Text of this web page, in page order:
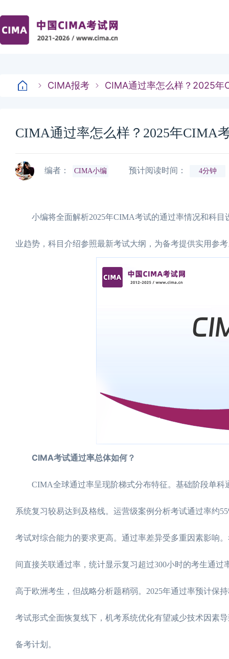
CIMA报考 CIMA通过率怎么样？2025年
CIMA通过率怎么样？2025年CIMA
编者： CIMA小编 预计阅读时间： 4分钟
小编将全面解析2025年CIMA考试的通过率情况和科目
业趋势，科目介绍参照最新考试大纲，为备考提供实用参
CIMA考试通过率总体如何？
CIMA全球通过率呈现阶梯式分布特征。基础阶段单科
系统复习较易达到及格线。运营级案例分析考试通过率约
考试对综合能力的要求更高。通过率差异受多重因素影响
间直接关联通过率，统计显示复习超过300小时的考生通
高于欧洲考生，但战略分析题稍弱。2025年通过率预计保
考试形式全面恢复线下，机考系统优化有望减少技术因素
备考计划。